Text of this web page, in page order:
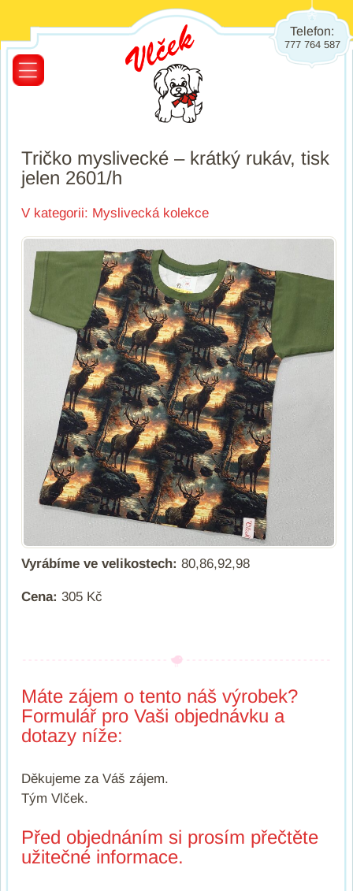
Telefon:
777 764 587
Tričko myslivecké – krátký rukáv, tisk
jelen 2601/h
V kategorii: Myslivecká kolekce
Vyrábíme ve velikostech: 80,86,92,98
Cena: 305 Kč
Máte zájem o tento náš výrobek?
Formulář pro Vaši objednávku a
dotazy níže:
Děkujeme za Váš zájem.
Tým Vlček.
Před objednáním si prosím přečtěte
užitečné informace.